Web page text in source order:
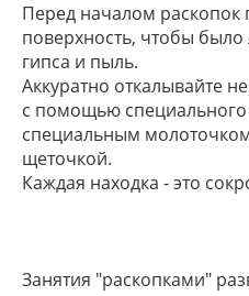
Перед началом раскопок
поверхность, чтобы было
гипса и пыль.
Аккуратно откалывайте
с помощью специального
специальным
щеточкой.
Каждая находка - это
Занятия "раскопками"